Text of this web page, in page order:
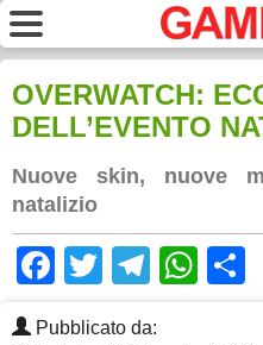
OVERWATCH:
DELL’EVENTO
Nuove skin, nuove
natalizio
Facebook
Twitter
Pubblicato da: